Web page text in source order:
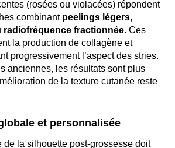
(rosées ou violacées) répondent
combinant peelings légers,
radiofréquence fractionnée. Ces
la production de collagène et
progressivement l’aspect des stries.
anciennes, les résultats sont plus
de la texture cutanée reste
et personnalisée
de la silhouette post-grossesse doit